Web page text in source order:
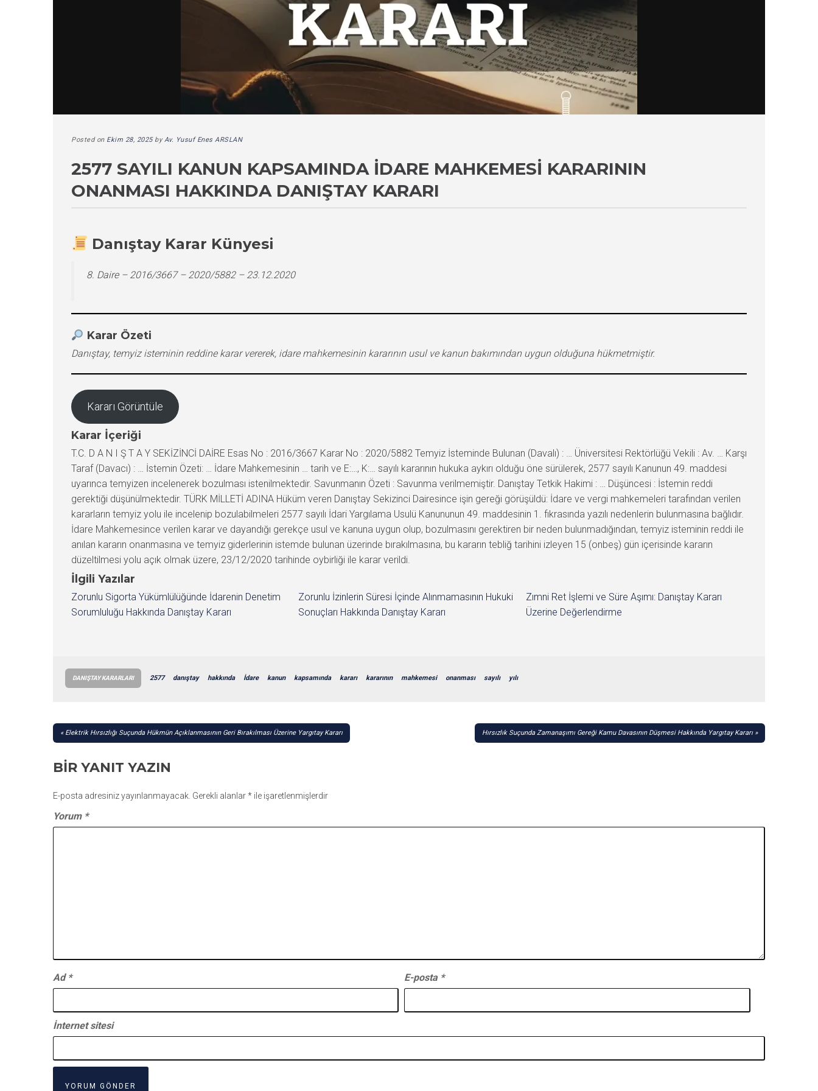
Posted on Ekim 28, 2025byAv. Yusuf Enes ARSLAN
2577 SAYILI KANUN KAPSAMINDA İDARE MAHKEMESI KARARININ
ONANMASI HAKKINDA DANIŞTAY KARARI
Danıştay Karar Künyesi
8. Daire – 2016/3667 – 2020/5882 – 23.12.2020
Karar Özeti
Danıştay, temyiz isteminin reddine karar vererek, idare mahkemesinin kararının usul ve kanun bakımından uygun olduğuna hükmetmiştir.
Kararı Görüntüle
Karar İçeriği
T.C. D A N I Ş T A Y SEKİZİNCİ DAİRE Esas No : 2016/3667 Karar No : 2020/5882 Temyiz İsteminde Bulunan (Davalı) : … Üniversitesi Rektörlüğü Vekili : Av. … Karşı
Taraf (Davacı) : … İstemin Özeti: … İdare Mahkemesinin … tarih ve E:…, K:… sayılı kararının hukuka aykırı olduğu öne sürülerek, 2577 sayılı Kanunun 49. maddesi
uyarınca temyizen incelenerek bozulması istenilmektedir. Savunmanın Özeti : Savunma verilmemiştir. Danıştay Tetkik Hakimi : … Düşüncesi : İstemin reddi
gerektiği düşünülmektedir. TÜRK MİLLETİ ADINA Hüküm veren Danıştay Sekizinci Dairesince işin gereği görüşüldü: İdare ve vergi mahkemeleri tarafından verilen
kararların temyiz yolu ile incelenip bozulabilmeleri 2577 sayılı İdari Yargılama Usulü Kanununun 49. maddesinin 1. fıkrasında yazılı nedenlerin bulunmasına bağlıdır.
İdare Mahkemesince verilen karar ve dayandığı gerekçe usul ve kanuna uygun olup, bozulmasını gerektiren bir neden bulunmadığından, temyiz isteminin reddi ile
anılan kararın onanmasına ve temyiz giderlerinin istemde bulunan üzerinde bırakılmasına, bu kararın tebliğ tarihini izleyen 15 (onbeş) gün içerisinde kararın
düzeltilmesi yolu açık olmak üzere, 23/12/2020 tarihinde oybirliği ile karar verildi.
İlgili Yazılar
Zorunlu Sigorta Yükümlülüğünde İdarenin Denetim
Sorumluluğu Hakkında Danıştay Kararı
Zorunlu İzinlerin Süresi İçinde Alınmamasının Hukuki
Sonuçları Hakkında Danıştay Kararı
Zımni Ret İşlemi ve Süre Aşımı: Danıştay Kararı
Üzerine Değerlendirme
DANIŞTAY KARARLARI 2577 danıştay hakkında İdare kanun kapsamında kararı kararının mahkemesi onanması sayılı yılı
YAZI
Elektrik Hırsızlığı Suçunda Hükmün Açıklanmasının Geri Bırakılması Üzerine Yargıtay Kararı Hırsızlık Suçunda Zamanaşımı Gereği Kamu Davasının Düşmesi Hakkında Yargıtay Kararı
BIR YANIT YAZIN
E-posta adresiniz yayınlanmayacak. Gerekli alanlar* ile işaretlenmişlerdir
Yorum *
Ad * E-posta *
İnternet sitesi